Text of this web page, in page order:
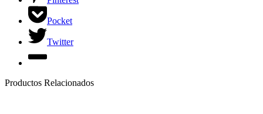
Pocket
Twitter
Productos Relacionados